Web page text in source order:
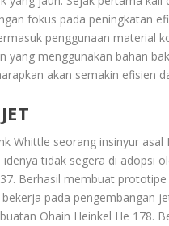
fokus pada peningkatan
penggunaan material
yang menggunakan bahan
akan semakin efisien
Whittle seorang insinyur asal
tidak segera di adopsi
Berhasil membuat
pada pengembangan
Ohain Heinkel He 178.